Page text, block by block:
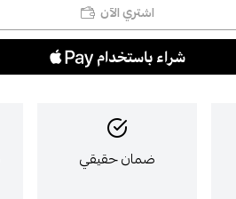
اشتري الآن
ضمان حقيقي